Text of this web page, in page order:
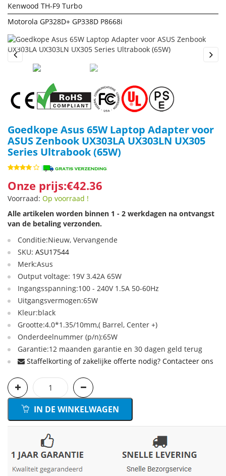
Kenwood TH-F9 Turbo
Motorola GP328D+ GP338D P8668i
Previous
Goedkope Asus 65W Laptop Adapter voor
ASUS Zenbook UX303LA UX303LN UX305
Series Ultrabook (65W)
Onze prijs:€42.36
Voorraad: Op voorraad !
Alle artikelen worden binnen 1 - 2 werkdagen na ontvangst
van de betaling verzonden.
Conditie:Nieuw, Vervangende
SKU: ASU17544
Merk:Asus
Output voltage: 19V 3.42A 65W
Ingangsspanning:100 - 240V 1.5A 50-60Hz
Uitgangsvermogen:65W
Kleur:black
Grootte:4.0*1.35/10mm,( Barrel, Center +)
Onderdeelnummer (p/n):65W
Garantie:12 maanden garantie en 30 dagen geld terug
Staffelkorting of zakelijke offerte nodig? Contacteer ons
IN DE WINKELWAGEN